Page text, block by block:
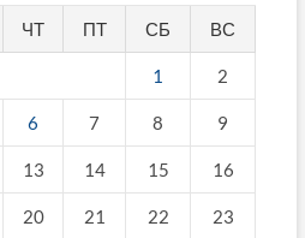
ЧТ ПТ СБ ВС
1 2
6 7 8 9
13 14 15 16
20 21 22 23